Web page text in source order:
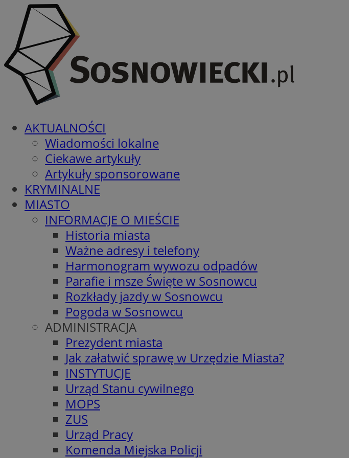
AKTUALNOŚCI
Wiadomości lokalne
Ciekawe artykuły
Artykuły sponsorowane
KRYMINALNE
MIASTO
INFORMACJE O MIEŚCIE
Historia miasta
Ważne adresy i telefony
Harmonogram wywozu odpadów
Parafie i msze Święte w Sosnowcu
Rozkłady jazdy w Sosnowcu
Pogoda w Sosnowcu
ADMINISTRACJA
Prezydent miasta
Jak załatwić sprawę w Urzędzie Miasta?
INSTYTUCJE
Urząd Stanu cywilnego
MOPS
ZUS
Urząd Pracy
Komenda Miejska Policji